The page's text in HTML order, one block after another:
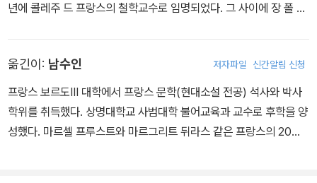
년에 콜레주 드 프랑스의 철학교수로 임명되었다. 그 사이에 장 폴 사
테러》를 발표하기도 했다. 1930년대 말부터는 에드문트 후설의 현상
학으로부터 많은 영향을 받았으나, 점차 신체 행위와 지각에 대한 자
신의 이론을 바탕으로 자신만의 독창적인 철학을 구축하기 시작했다.
메를로 퐁티의 사상은 존재론, 인식론, 언어 철학, 예술 철학, 정치 철
옮긴이: 남수인 저자파일 신간알림 신청
프랑스 보르도III 대학에서 프랑스 문학(현대소설 전공) 석사와 박사
학위를 취득했다. 상명대학교 사범대학 불어교육과 교수로 후학을 양
성했다. 마르셀 프루스트와 마르그리트 뒤라스 같은 프랑스의 20세